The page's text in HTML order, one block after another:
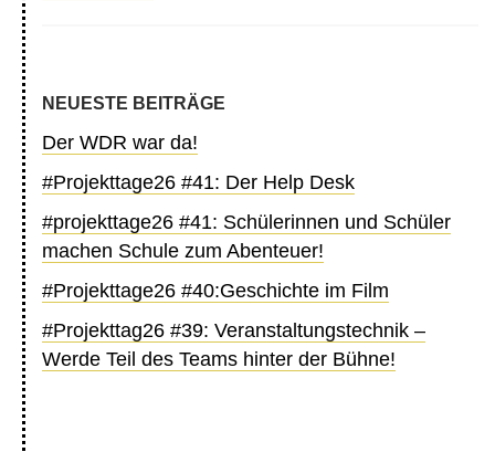
NEUESTE BEITRÄGE
Der WDR war da!
#Projekttage26 #41: Der Help Desk
#projekttage26 #41: Schülerinnen und Schüler
machen Schule zum Abenteuer!
#Projekttage26 #40:Geschichte im Film
#Projekttag26 #39: Veranstaltungstechnik –
Werde Teil des Teams hinter der Bühne!